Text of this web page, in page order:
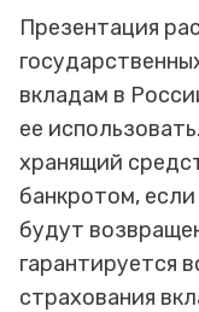
Презентация
вкладам в
ее
хранящий
банкротом,
будут
гарантируется
страхования